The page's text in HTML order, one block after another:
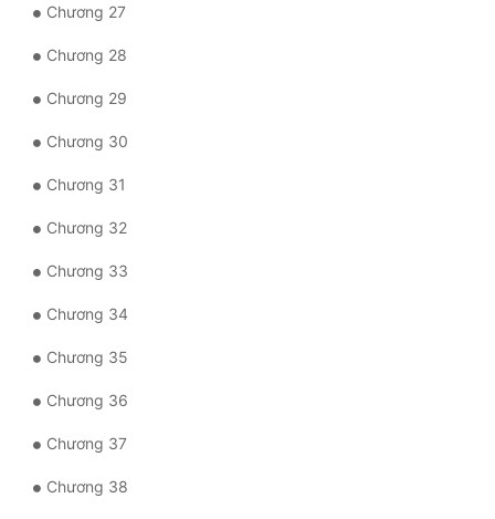
Chương 27
Chương 28
Chương 29
Chương 30
Chương 31
Chương 32
Chương 33
Chương 34
Chương 35
Chương 36
Chương 37
Chương 38